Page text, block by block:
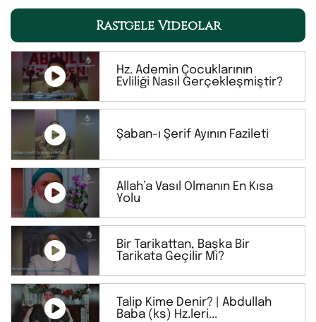
Rastgele Videolar
Hz. Ademin Çocuklarının
Evliliği Nasıl Gerçekleşmiştir?
Şaban-ı Şerif Ayının Fazileti
Allah’a Vasıl Olmanın En Kısa
Yolu
Bir Tarikattan, Başka Bir
Tarikata Geçilir Mi?
Talip Kime Denir? | Abdullah
Baba (ks) Hz.leri...